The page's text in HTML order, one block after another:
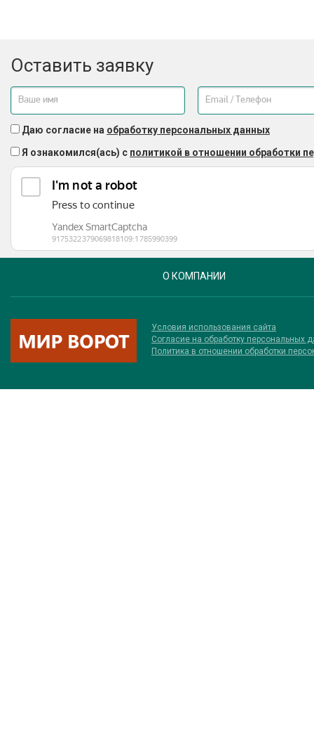
Оставить заявку
Даю согласие на обработку персональных данных
Я ознакомился(ась) с политикой в отношении обработки
О КОМПАНИИ
Условия использования сайта
Соглаcие на обработку персональных
Политика в отношении обработки